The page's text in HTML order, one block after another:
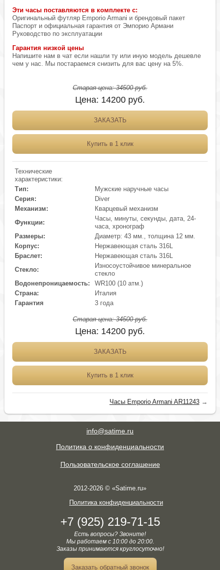
Эти часы поставляются в комплекте с:
Оригинальный футляр Emporio Armani и брендовый пакет
Паспорт и официальная гарантия от Эмпорио Армани
Руководство по эксплуатации
Гарантия низкой цены
Напишите нам в чат если нашли ту или иную модель дешевле
чем у нас. Мы постараемся снизить для вас цену на 5%.
Старая цена:34500руб.
Цена: 14200 руб.
ЗАКАЗАТЬ
Купить в 1 клик
Технические
характеристики:
Тип:
Мужские наручные часы
Серия:
Diver
Механизм:
Кварцевый механизм
Функции:
Часы, минуты, секунды, дата, 24-
часа, хронограф
Размеры:
Диаметр: 43 мм., толщина 12 мм.
Корпус:
Нержавеющая сталь 316L
Браслет:
Нержавеющая сталь 316L
Стекло:
Износоустойчивое минеральное
стекло
Водонепроницаемость:
WR100 (10 атм.)
Страна:
Италия
Гарантия
3 года
Старая цена:34500руб.
Цена: 14200 руб.
ЗАКАЗАТЬ
Купить в 1 клик
Часы Emporio Armani AR11243→
info@satime.ru
Политика о конфиденциальности
Пользовательское соглашение
2012-2026 © «Satime.ru»
Политика конфиденциальности
+7 (925) 219-71-15
Есть вопросы? Звоните!
Мы работаем с 10:00 до 20:00.
Заказы принимаются круглосуточно!
Заказать обратный звонок